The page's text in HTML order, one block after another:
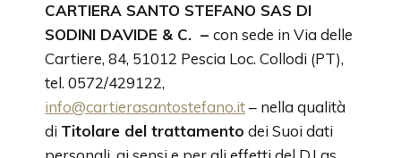
CARTIERA SANTO STEFANO SAS DI
SODINI DAVIDE & C. – con sede in Via delle
Cartiere, 84, 51012 Pescia Loc. Collodi (PT),
tel. 0572/429122,
info@cartierasantostefano.it– nella qualità
di Titolare del trattamento dei Suoi dati